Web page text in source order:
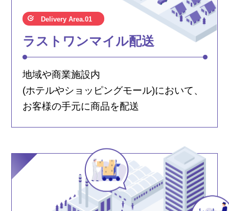
Delivery Area.01
ラストワンマイル配送
地域や商業施設内
(ホテルやショッピングモール)において、
お客様の手元に商品を配送